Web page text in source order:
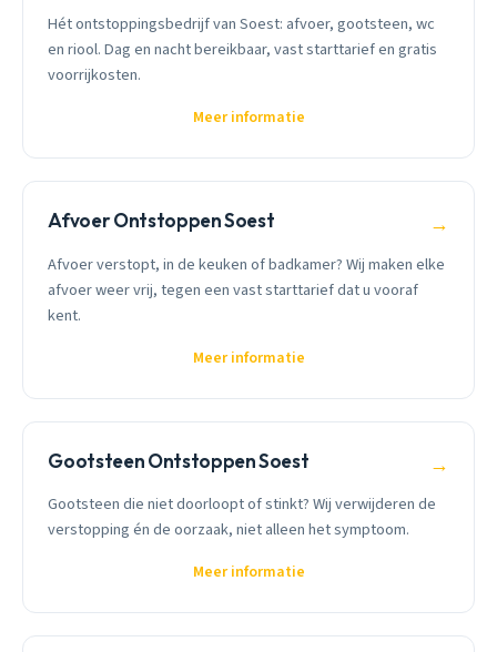
Hét ontstoppingsbedrijf van Soest: afvoer, gootsteen, wc
en riool. Dag en nacht bereikbaar, vast starttarief en gratis
voorrijkosten.
Meer informatie
Afvoer Ontstoppen Soest →
Afvoer verstopt, in de keuken of badkamer? Wij maken elke
afvoer weer vrij, tegen een vast starttarief dat u vooraf
kent.
Meer informatie
Gootsteen Ontstoppen Soest →
Gootsteen die niet doorloopt of stinkt? Wij verwijderen de
verstopping én de oorzaak, niet alleen het symptoom.
Meer informatie